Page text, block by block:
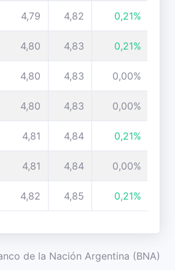
4,79 4,82 0,21%
4,80 4,83 0,21%
4,80 4,83 0,00%
4,80 4,83 0,00%
4,81 4,84 0,21%
4,81 4,84 0,00%
4,82 4,85 0,21%
de la Nación Argentina (BNA)